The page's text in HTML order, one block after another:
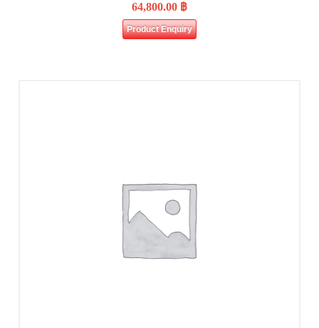
64,800.00 ฿
Product Enquiry